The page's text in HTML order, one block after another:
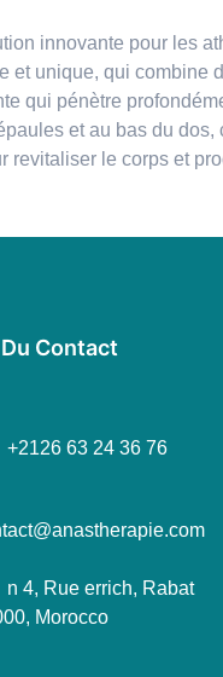
innovante pour les
unique, qui combine
qui pénètre
et au bas du
le corps et
Contact
+2126 63 24 36 76
n 4, Rue errich, Rabat
Morocco